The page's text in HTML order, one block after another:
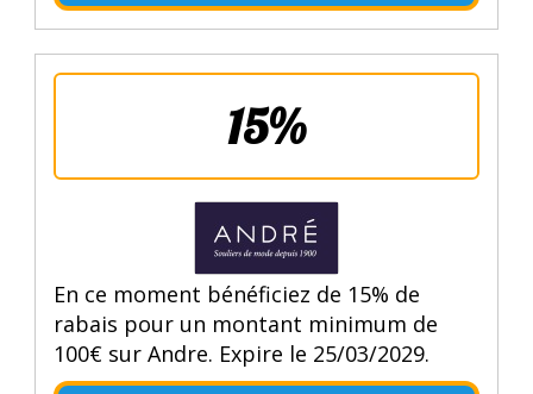
15%
En ce moment bénéficiez de 15% de
rabais pour un montant minimum de
100€ sur Andre. Expire le 25/03/2029.